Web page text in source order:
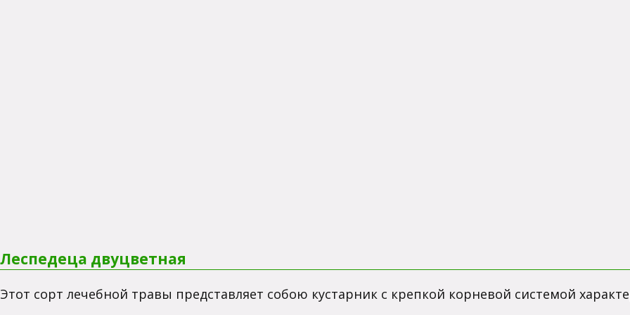
Леспедеца двуцветная
Этот сорт лечебной травы представляет собою кустарник с крепкой корневой системой